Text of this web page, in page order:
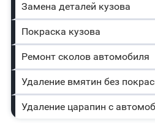
Замена деталей кузова
Покраска кузова
Ремонт сколов автомобиля
Удаление вмятин без
Удаление царапин с